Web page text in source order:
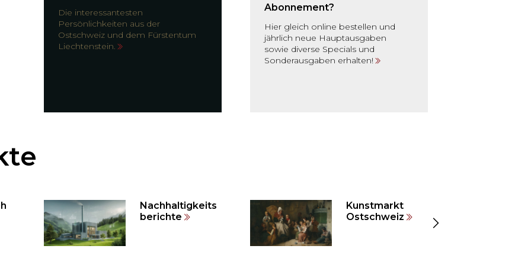
Die interessantesten
Persönlichkeiten aus der
Ostschweiz und dem Fürstentum
Liechtenstein.
Abonnement?
Hier gleich online bestellen und
jährlich neue Hauptausgaben
sowie diverse Specials und
Sonderausgaben erhalten!
Nachhaltigkeits
berichte
Kunstmarkt
Ostschweiz